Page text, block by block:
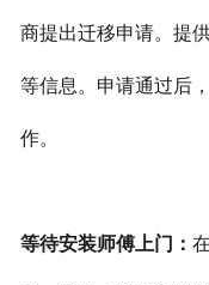
商提出迁移申请。提
等信息。申请通过后
作。
等待安装师傅上门：